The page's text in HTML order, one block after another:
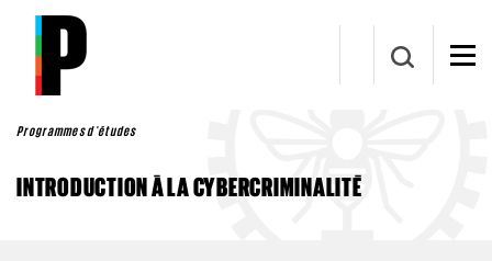
Aller au contenu principal
Programmes d'études
INTRODUCTION À LA CYBERCRIMINALITÉ